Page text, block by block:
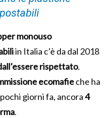
monouso
in Italia c’è da dal 2018
rispettato.
ecomafieche ha
giorni fa, ancora4
.